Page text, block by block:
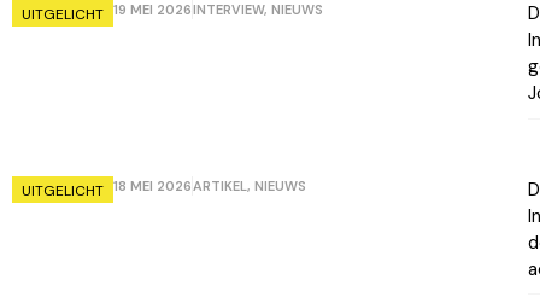
UITGELICHT 19 MEI 2026INTERVIEW, NIEUWS
UITGELICHT 18 MEI 2026ARTIKEL, NIEUWS